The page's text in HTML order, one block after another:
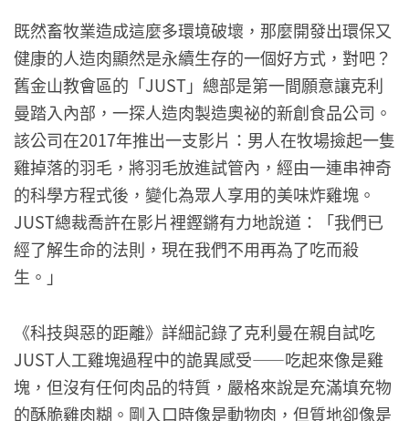
既然畜牧業造成這麼多環境破壞，那麼開發出環保又
健康的人造肉顯然是永續生存的一個好方式，對吧？
舊金山教會區的「JUST」總部是第一間願意讓克利
曼踏入內部，一探人造肉製造奧祕的新創食品公司。
該公司在2017年推出一支影片：男人在牧場撿起一隻
雞掉落的羽毛，將羽毛放進試管內，經由一連串神奇
的科學方程式後，變化為眾人享用的美味炸雞塊。
JUST總裁喬許在影片裡鏗鏘有力地說道：「我們已
經了解生命的法則，現在我們不用再為了吃而殺
生。」
《科技與惡的距離》詳細記錄了克利曼在親自試吃
JUST人工雞塊過程中的詭異感受——吃起來像是雞
塊，但沒有任何肉品的特質，嚴格來說是充滿填充物
的酥脆雞肉糊。剛入口時像是動物肉，但質地卻像是